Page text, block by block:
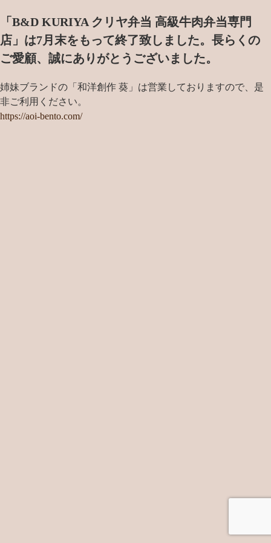
「B&D KURIYA クリヤ弁当 高級牛肉弁当専門
店」は7月末をもって終了致しました。 長らくの
ご愛顧、誠にありがとうございました。
姉妹ブランドの「和洋創作 葵」は営業しておりますので、是
非ご利用ください。
https://aoi-bento.com/